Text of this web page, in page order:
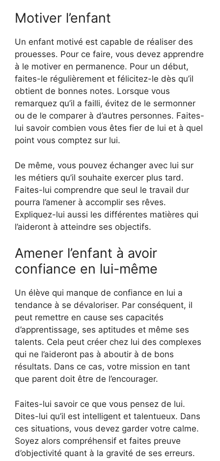
Motiver l’enfant
Un enfant motivé est capable de réaliser des
prouesses. Pour ce faire, vous devez apprendre
à le motiver en permanence. Pour un début,
faites-le régulièrement et félicitez-le dès qu’il
obtient de bonnes notes. Lorsque vous
remarquez qu’il a failli, évitez de le sermonner
ou de le comparer à d’autres personnes. Faites-
lui savoir combien vous êtes fier de lui et à quel
point vous comptez sur lui.
De même, vous pouvez échanger avec lui sur
les métiers qu’il souhaite exercer plus tard.
Faites-lui comprendre que seul le travail dur
pourra l’amener à accomplir ses rêves.
Expliquez-lui aussi les différentes matières qui
l’aideront à atteindre ses objectifs.
Amener l’enfant à avoir
confiance en lui-même
Un élève qui manque de confiance en lui a
tendance à se dévaloriser. Par conséquent, il
peut remettre en cause ses capacités
d’apprentissage, ses aptitudes et même ses
talents. Cela peut créer chez lui des complexes
qui ne l’aideront pas à aboutir à de bons
résultats. Dans ce cas, votre mission en tant
que parent doit être de l’encourager.
Faites-lui savoir ce que vous pensez de lui.
Dites-lui qu’il est intelligent et talentueux. Dans
ces situations, vous devez garder votre calme.
Soyez alors compréhensif et faites preuve
d’objectivité quant à la gravité de ses erreurs.